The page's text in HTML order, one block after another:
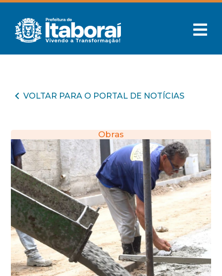
VOLTAR PARA O PORTAL DE NOTÍCIAS
Obras